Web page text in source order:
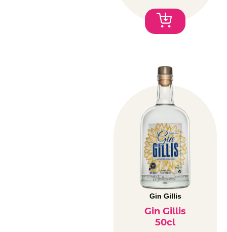
Gin Gillis
Gin Gillis
50cl